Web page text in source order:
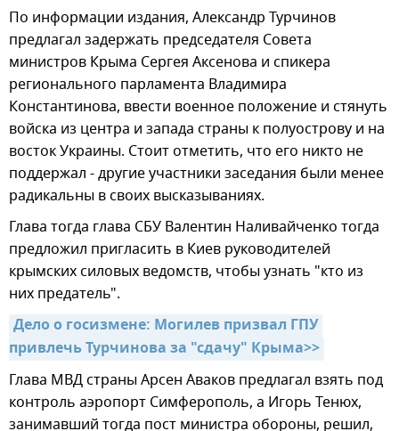
По информации издания, Александр Турчинов
предлагал задержать председателя Совета
министров Крыма Сергея Аксенова и спикера
регионального парламента Владимира
Константинова, ввести военное положение и стянуть
войска из центра и запада страны к полуострову и на
восток Украины. Стоит отметить, что его никто не
поддержал - другие участники заседания были менее
радикальны в своих высказываниях.
Глава тогда глава СБУ Валентин Наливайченко тогда
предложил пригласить в Киев руководителей
крымских силовых ведомств, чтобы узнать "кто из
них предатель".
Дело о госизмене: Могилев призвал ГПУ
привлечь Турчинова за "сдачу" Крыма>>
Глава МВД страны Арсен Аваков предлагал взять под
контроль аэропорт Симферополь, а Игорь Тенюх,
занимавший тогда пост министра обороны, решил,